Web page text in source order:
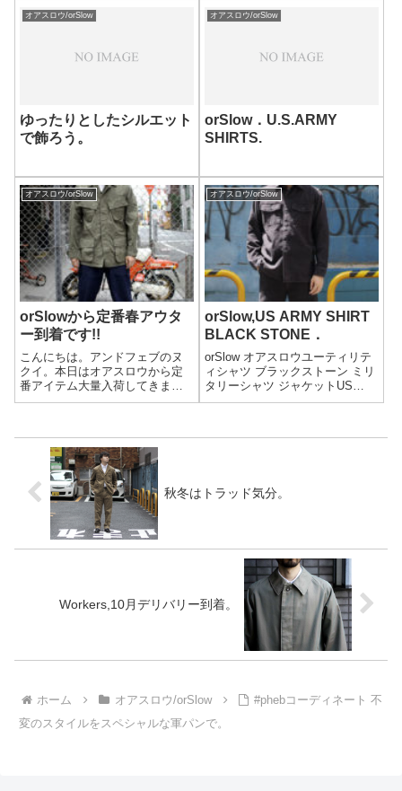
オアスロウ/orSlow
ゆったりとしたシルエット
で飾ろう。
オアスロウ/orSlow
orSlow．U.S.ARMY
SHIRTS.
オアスロウ/orSlow
orSlowから定番春アウタ
ー到着です!!
こんにちは。アンドフェブのヌ
クイ。本日はオアスロウから定
番アイテム大量入荷してきまし
た!!本日はこれからの時期にピッ
ーオール デニム50年代 03-6140
50's COVE...
オアスロウ/orSlow
orSlow,US ARMY SHIRT
BLACK STONE．
orSlow オアスロウユーティリテ
ィシャツ ブラックストーン ミリ
タリーシャツ ジャケットUS
ARMY SHIRT BLACK
スロウからU.S.ARMYシ...
秋冬はトラッド気分。
Workers,10月デリバリー到着。
ホーム オアスロウ/orSlow
#phebコーディネート 不
変のスタイルをスペシャルな軍パンで。